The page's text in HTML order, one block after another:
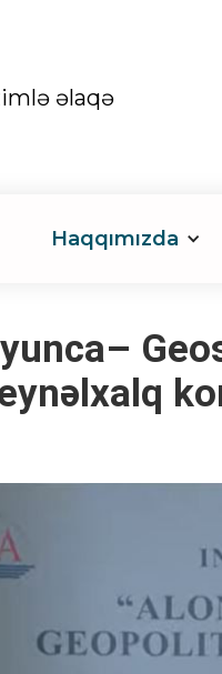
əlaqə
Haqqımızda